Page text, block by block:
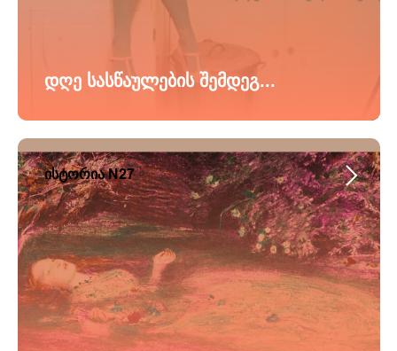
დღე სასწაულების შემდეგ...
ისტორია N27